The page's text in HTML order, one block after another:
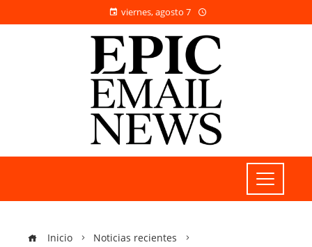
viernes, agosto 7
Inicio
Noticias recientes